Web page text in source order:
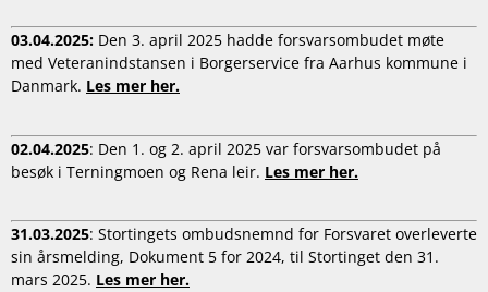
03.04.2025: Den 3. april 2025 hadde forsvarsombudet møte
med Veteranindstansen i Borgerservice fra Aarhus kommune i
Danmark. Les mer her.
02.04.2025: Den 1. og 2. april 2025 var forsvarsombudet på
besøk i Terningmoen og Rena leir. Les mer her.
31.03.2025: Stortingets ombudsnemnd for Forsvaret overleverte
sin årsmelding, Dokument 5 for 2024, til Stortinget den 31.
mars 2025. Les mer her.